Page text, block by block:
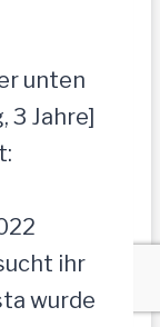
unten
3 Jahre]
ihr
wurde